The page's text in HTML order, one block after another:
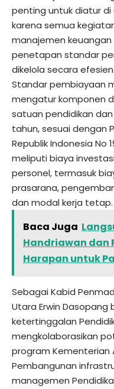
penting untuk diatur
karena semua
manajemen keuangan
penetapan standar
dikelola secara efesien.
Standar pembiayaan
mengatur komponen
satuan pendidikan
tahun, sesuai dengan
Republik Indonesia No
meliputi biaya
personel, termasuk
prasarana,
dan modal kerja tetap.
Baca Juga
Handriawan dan
Harapan untuk
Sebagai Kabid
Utara Erwin
ketertinggalan
mengkolaborasikan
program Kementerian
Pembangunan
managemen